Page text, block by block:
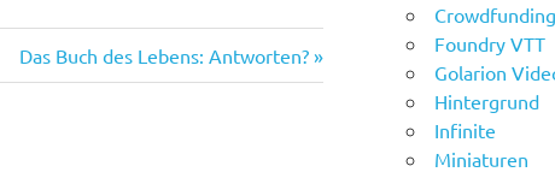
Nächster
Beitrag:
Das Buch des Lebens: Antworten?
Crowdfunding
Foundry VTT
Golarion
Hintergrund
Infinite
Miniaturen